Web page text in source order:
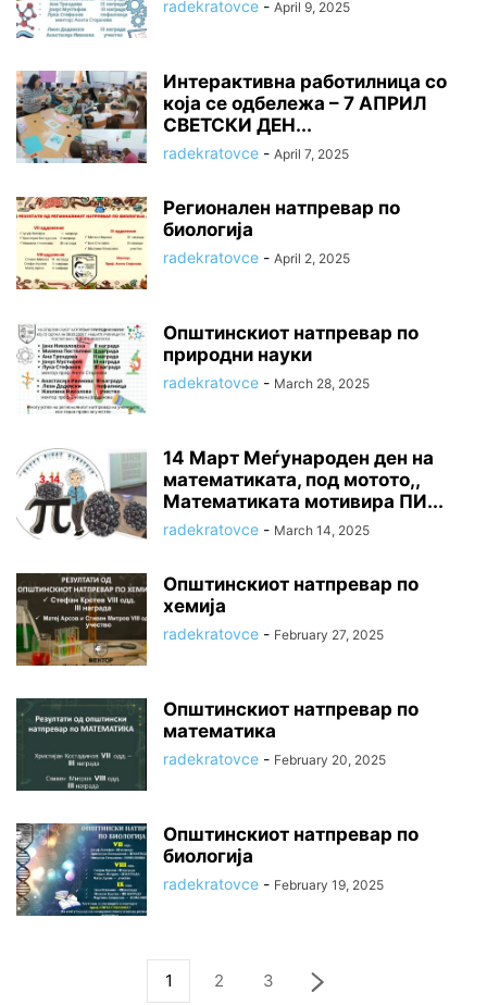
radekratovce - April 9, 2025
Интерактивна работилница со
која се одбележа – 7 АПРИЛ
СВЕТСКИ ДЕН...
radekratovce - April 7, 2025
Регионален натпревар по
биологија
radekratovce - April 2, 2025
Општинскиот натпревар по
природни науки
radekratovce - March 28, 2025
14 Март Меѓународен ден на
математиката, под мотото,,
Математиката мотивира ПИ...
radekratovce - March 14, 2025
Општинскиот натпревар по
хемија
radekratovce - February 27, 2025
Општинскиот натпревар по
математика
radekratovce - February 20, 2025
Општинскиот натпревар по
биологија
radekratovce - February 19, 2025
1 2 3